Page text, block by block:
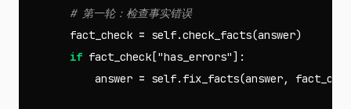
fact_check = self.check_facts(answer)
if fact_check ["has_errors"]:
answer = self. fix_facts(answer,